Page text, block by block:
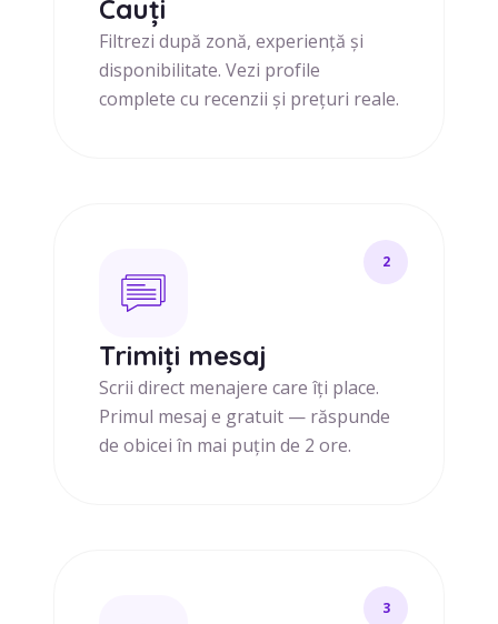
Cauți
Filtrezi după zonă, experiență și
disponibilitate. Vezi profile
complete cu recenzii și prețuri reale.
2
Trimiți mesaj
Scrii direct menajere care îți place.
Primul mesaj e gratuit — răspunde
de obicei în mai puțin de 2 ore.
3